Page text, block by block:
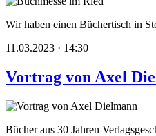
Wir haben einen Büchertisch in
11.03.2023 · 14:30
Vortrag von Axel
Bücher aus 30 Jahren